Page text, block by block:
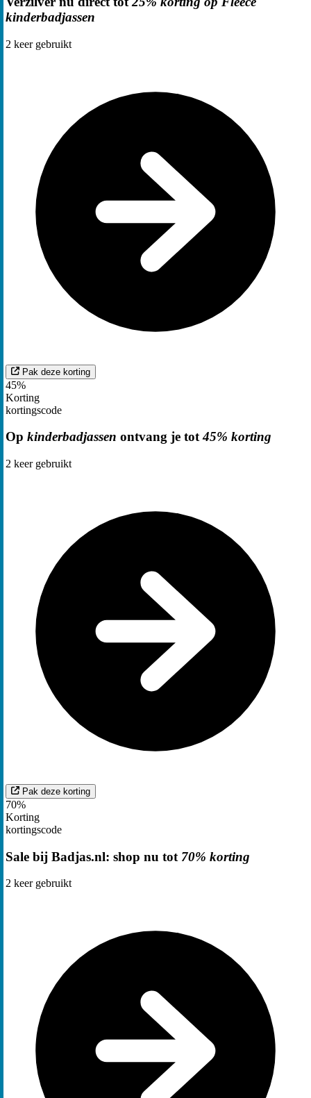
kinderbadjassen
2 keer gebruikt
Pak deze korting
45%
Korting
kortingscode
Op kinderbadjassen ontvang je tot45% korting
2 keer gebruikt
Pak deze korting
70%
Korting
kortingscode
Sale bij Badjas.nl: shop nu tot 70% korting
2 keer gebruikt